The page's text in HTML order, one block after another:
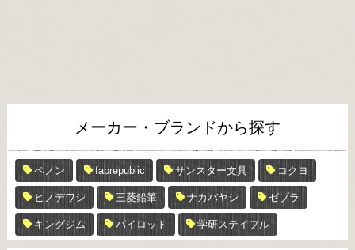
メーカー・ブランドから探す
ペノン fabrepublic サンスター文具 コクヨ
ヒノデワシ 三菱鉛筆 ナカバヤシ ゼブラ
キングジム パイロット 学研ステイフル